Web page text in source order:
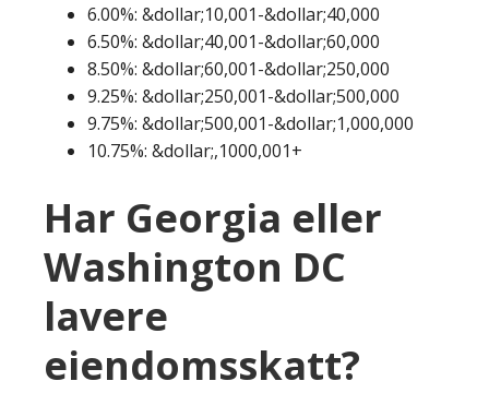
6.00%: &dollar;10,001-&dollar;40,000
6.50%: &dollar;40,001-&dollar;60,000
8.50%: &dollar;60,001-&dollar;250,000
9.25%: &dollar;250,001-&dollar;500,000
9.75%: &dollar;500,001-&dollar;1,000,000
10.75%: &dollar;,1000,001+
Har Georgia eller
Washington DC
lavere
eiendomsskatt?